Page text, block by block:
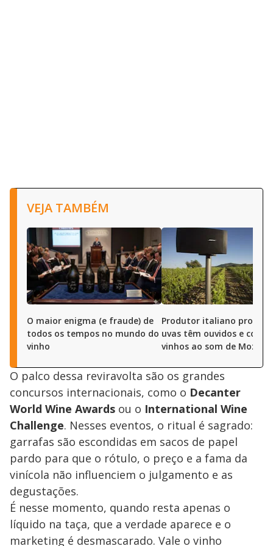
VEJA TAMBÉM
O maior enigma (e fraude) de
todos os tempos no mundo do
vinho
Produtor italiano prova
uvas têm ouvidos e colhe
vinhos ao som de Mozart
O palco dessa reviravolta são os grandes
concursos internacionais, como o Decanter
World Wine Awards ou o International Wine
Challenge. Nesses eventos, o ritual é sagrado:
garrafas são escondidas em sacos de papel
pardo para que o rótulo, o preço e a fama da
vinícola não influenciem o julgamento e as
degustações.
É nesse momento, quando resta apenas o
líquido na taça, que a verdade aparece e o
marketing é desmascarado. Vale o vinho